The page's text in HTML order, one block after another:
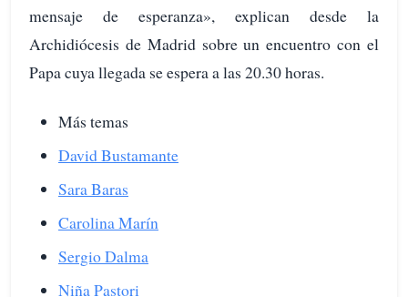
mensaje de esperanza», explican desde la
Archidiócesis de Madrid sobre un encuentro con el
Papa cuya llegada se espera a las 20.30 horas.
Más temas
David Bustamante
Sara Baras
Carolina Marín
Sergio Dalma
Niña Pastori